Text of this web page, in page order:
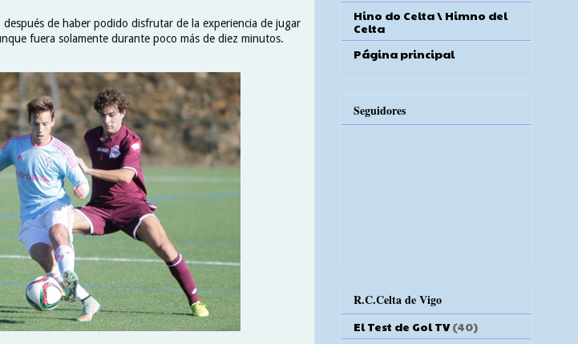
de haber podido disfrutar de la experiencia de jugar
fuera solamente durante poco más de diez minutos.
Hino do Celta \ Himno del
Celta
Página principal
Seguidores
R.C.Celta de Vigo
El Test de Gol TV (40)